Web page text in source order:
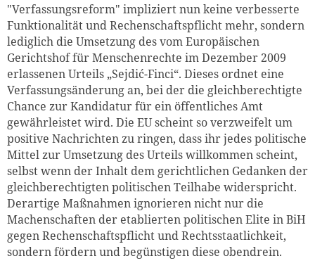
"Verfassungsreform" impliziert nun keine verbesserte
Funktionalität und Rechenschaftspflicht mehr, sondern
lediglich die Umsetzung des vom Europäischen
Gerichtshof für Menschenrechte im Dezember 2009
erlassenen Urteils „Sejdić-Finci“. Dieses ordnet eine
Verfassungsänderung an, bei der die gleichberechtigte
Chance zur Kandidatur für ein öffentliches Amt
gewährleistet wird. Die EU scheint so verzweifelt um
positive Nachrichten zu ringen, dass ihr jedes politische
Mittel zur Umsetzung des Urteils willkommen scheint,
selbst wenn der Inhalt dem gerichtlichen Gedanken der
gleichberechtigten politischen Teilhabe widerspricht.
Derartige Maßnahmen ignorieren nicht nur die
Machenschaften der etablierten politischen Elite in BiH
gegen Rechenschaftspflicht und Rechtsstaatlichkeit,
sondern fördern und begünstigen diese obendrein.